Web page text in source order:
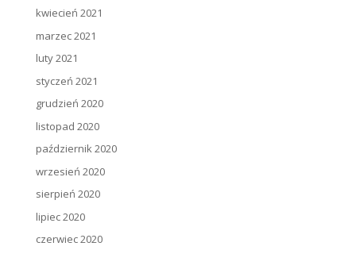
kwiecień 2021
marzec 2021
luty 2021
styczeń 2021
grudzień 2020
listopad 2020
październik 2020
wrzesień 2020
sierpień 2020
lipiec 2020
czerwiec 2020